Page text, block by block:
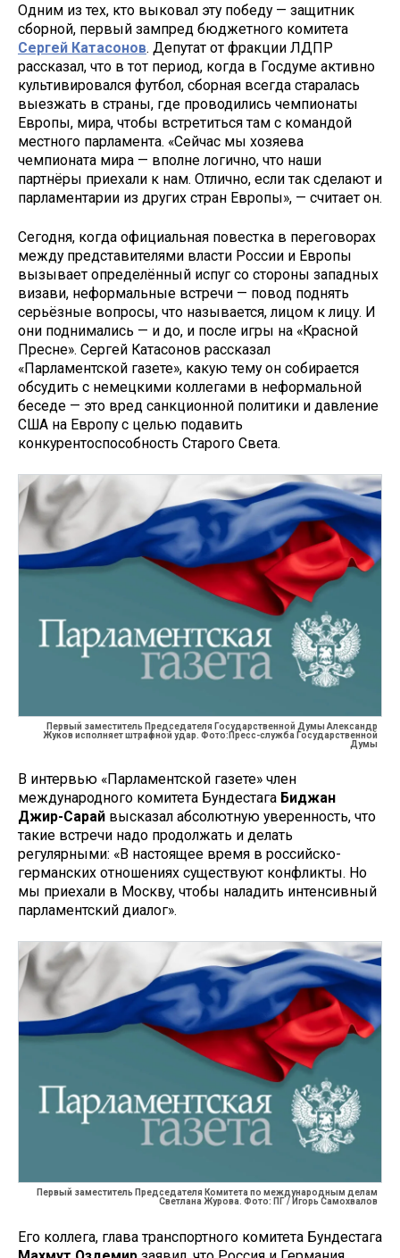
Одним из тех, кто выковал эту победу — защитник
сборной, первый зампред бюджетного комитета
Сергей Катасонов. Депутат от фракции ЛДПР
рассказал, что в тот период, когда в Госдуме активно
культивировался футбол, сборная всегда старалась
выезжать в страны, где проводились чемпионаты
Европы, мира, чтобы встретиться там с командой
местного парламента. «Сейчас мы хозяева
чемпионата мира — вполне логично, что наши
партнёры приехали к нам. Отлично, если так сделают и
парламентарии из других стран Европы», — считает он.
Сегодня, когда официальная повестка в переговорах
между представителями власти России и Европы
вызывает определённый испуг со стороны западных
визави, неформальные встречи — повод поднять
серьёзные вопросы, что называется, лицом к лицу. И
они поднимались — и до, и после игры на «Красной
Пресне». Сергей Катасонов рассказал
«Парламентской газете», какую тему он собирается
обсудить с немецкими коллегами в неформальной
беседе — это вред санкционной политики и давление
США на Европу с целью подавить
конкурентоспособность Старого Света.
Первый заместитель Председателя Государственной Думы Александр
Жуков исполняет штрафной удар. Фото:Пресс-служба Государственной
Думы
В интервью «Парламентской газете» член
международного комитета Бундестага Биджан
Джир-Сарай высказал абсолютную уверенность, что
такие встречи надо продолжать и делать
регулярными: «В настоящее время в российско-
германских отношениях существуют конфликты. Но
мы приехали в Москву, чтобы наладить интенсивный
парламентский диалог».
Первый заместитель Председателя Комитета по международным делам
Светлана Журова. Фото: ПГ / Игорь Самохвалов
Его коллега, глава транспортного комитета Бундестага